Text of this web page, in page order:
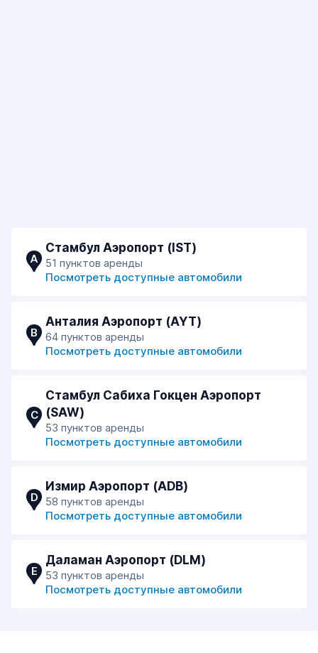
A
Стамбул Аэропорт (IST)
51 пунктов аренды
Посмотреть доступные автомобили
B
Анталия Аэропорт (AYT)
64 пунктов аренды
Посмотреть доступные автомобили
C
Стамбул Сабиха Гокцен Аэропорт
(SAW)
53 пунктов аренды
Посмотреть доступные автомобили
D
Измир Аэропорт (ADB)
58 пунктов аренды
Посмотреть доступные автомобили
E
Даламан Аэропорт (DLM)
53 пунктов аренды
Посмотреть доступные автомобили